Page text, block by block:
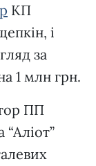
КП
і
за
1 млн грн.
ПП